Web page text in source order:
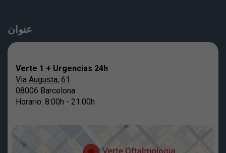
عنوان
Verte 1 + Urgencias 24h
Via Augusta, 61
08006 Barcelona
Horario: 8:00h - 21:00h